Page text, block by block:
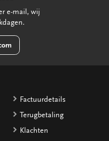
e-mail, wij
Factuurdetails
Terugbetaling
Klachten